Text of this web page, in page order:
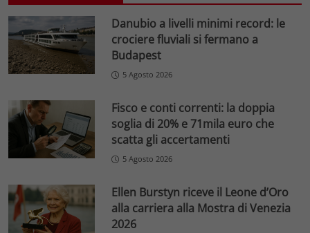
Danubio a livelli minimi record: le
crociere fluviali si fermano a
Budapest
5 Agosto 2026
Fisco e conti correnti: la doppia
soglia di 20% e 71mila euro che
scatta gli accertamenti
5 Agosto 2026
Ellen Burstyn riceve il Leone d’Oro
alla carriera alla Mostra di Venezia
2026